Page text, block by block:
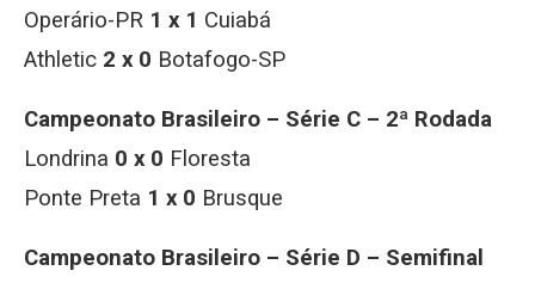
Operário-PR 1 x 1 Cuiabá
Athletic 2 x 0 Botafogo-SP
Campeonato Brasileiro – Série C – 2ª Rodada
Londrina 0 x 0 Floresta
Ponte Preta 1 x 0 Brusque
Campeonato Brasileiro – Série D – Semifinal